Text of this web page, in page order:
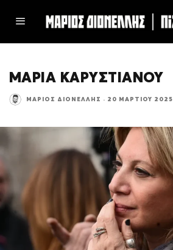
ΜΑΡΙΑ ΚΑΡΥΣΤΙΑΝΟΥ
ΜΆΡΙΟΣ ΔΙΟΝΈΛΛΗΣ · 20 ΜΑΡΤΊΟΥ 2025